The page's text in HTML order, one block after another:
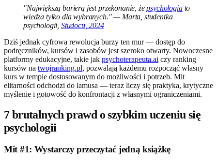
"Największą barierą jest przekonanie, żepsychologiato
wiedza tylko dla wybranych." — Marta, studentka
psychologii, Studocu, 2024
Dziś jednak cyfrowa rewolucja burzy ten mur — dostęp do
podręczników, kursów i zasobów jest szeroko otwarty. Nowoczesne
platformy edukacyjne, takie jak psychoterapeuta.ai czy ranking
kursów na twojranking.pl, pozwalają każdemu rozpocząć własny
kurs w tempie dostosowanym do możliwości i potrzeb. Mit
elitarności odchodzi do lamusa — teraz liczy się praktyka, krytyczne
myślenie i gotowość do konfrontacji z własnymi ograniczeniami.
7 brutalnych prawd o szybkim uczeniu się
psychologii
Mit #1: Wystarczy przeczytać jedną książkę